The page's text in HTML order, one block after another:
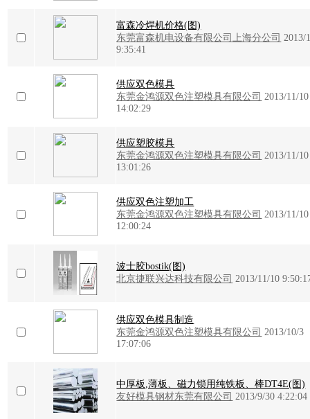
富森冷焊机价格(图)
东莞富森机电设备有限公司上海分公司
2013/
9:35:41
供应双色模具
东莞金鸿源双色注塑模具有限公司 2013/11/10
14:02:29
供应塑胶模具
东莞金鸿源双色注塑模具有限公司
2013/11/10
13:01:26
供应双色注塑加工
东莞金鸿源双色注塑模具有限公司 2013/11/10
12:00:24
波士胶bostik(图)
北京捷联兴达科技有限公司
2013/11/10
供应双色模具制造
东莞金鸿源双色注塑模具有限公司 2013/10/3
17:07:06
中厚板,薄板、磁力锁用纯铁板、棒DT4E(图)
友好模具钢材东莞有限公司
2013/9/30 4:22:04